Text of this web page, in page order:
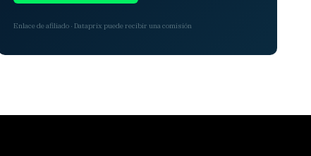
Enlace de afiliado · Dataprix puede recibir una comisión